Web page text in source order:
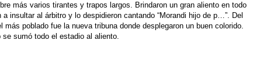
más varios tirantes y trapos largos. Brindaron un gran aliento en todo
insultar al árbitro y lo despidieron cantando “Morandi hijo de p…”. Del
poblado fue la nueva tribuna donde desplegaron un buen colorido.
sumó todo el estadio al aliento.